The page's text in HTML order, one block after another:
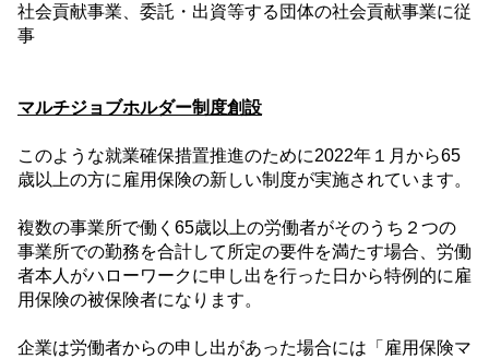
社会貢献事業、委託・出資等する団体の社会貢献事業に従
事
マルチジョブホルダー制度創設
このような就業確保措置推進のために2022年１月から65
歳以上の方に雇用保険の新しい制度が実施されています。
複数の事業所で働く 65歳以上の労働者がそのうち２つの
事業所での勤務を合計して所定の要件を満たす場合、労働
者本人がハローワークに申し出を行った日から特例的に雇
用保険の被保険者になります。
企業は労働者からの申し出があった場合には「雇用保険マ